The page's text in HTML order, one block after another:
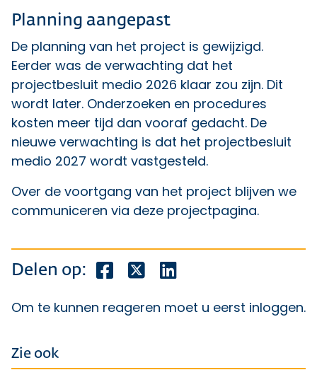
Planning aangepast
De planning van het project is gewijzigd.
Eerder was de verwachting dat het
projectbesluit medio 2026 klaar zou zijn. Dit
wordt later. Onderzoeken en procedures
kosten meer tijd dan vooraf gedacht. De
nieuwe verwachting is dat het projectbesluit
medio 2027 wordt vastgesteld.
Over de voortgang van het project blijven we
communiceren via deze projectpagina.
Delen op: Deel dit bericht op Facebook
Deel dit bericht op X
Om te kunnen reageren moet u eerst inloggen.
Zie ook